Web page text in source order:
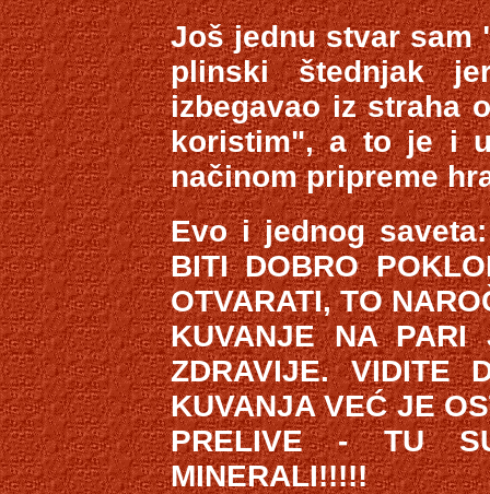
Još jednu stvar sam
plinski štednjak
izbegavao iz straha
koristim", a to je i
načinom pripreme
Evo i jednog saveta:
BITI DOBRO
OTVARATI, TO
KUVANJE NA
ZDRAVIJE. VIDITE
KUVANJA VEĆ JE
PRELIVE - TU
MINERALI!!!!!